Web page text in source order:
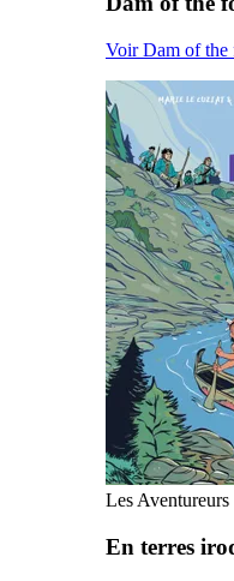
Voir Dam of the
Les Aventureurs
En terres